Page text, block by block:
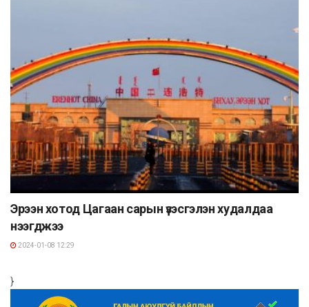
Эрээн хотод Цагаан сарын үзэсгэлэн худалдаа
нээгджээ
2024-01-08 12:29
}